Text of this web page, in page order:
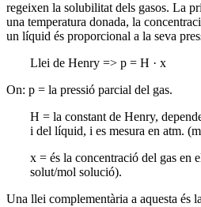
regeixen la solubilitat dels gasos. La
una temperatura donada, la
un líquid és proporcional a la seva
Llei de Henry => p = H · x
On: p = la pressió parcial del gas.
H = la constant de Henry,
i del líquid, i es mesura en atm.
x = és la concentració del gas en
solut/mol solució).
Una llei complementària a aquesta és